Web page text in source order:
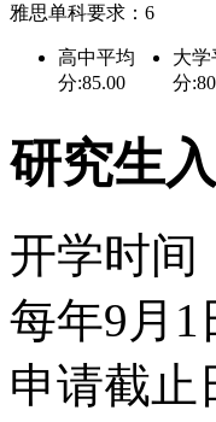
言方面
中国古
当高的学
TIMES排
2012 2011 2010 2009
23 27 33 24
雅思单科要求：6
高中平均
分:85.00
大学
分
研究生
开学时间
每年9月1
申请截止